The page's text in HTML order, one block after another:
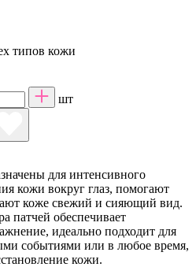
типов кожи
шт
для интенсивного
кожи вокруг глаз, помогают
коже свежий и сияющий вид.
патчей обеспечивает
идеально подходит для
событиями или в любое время,
кожи.